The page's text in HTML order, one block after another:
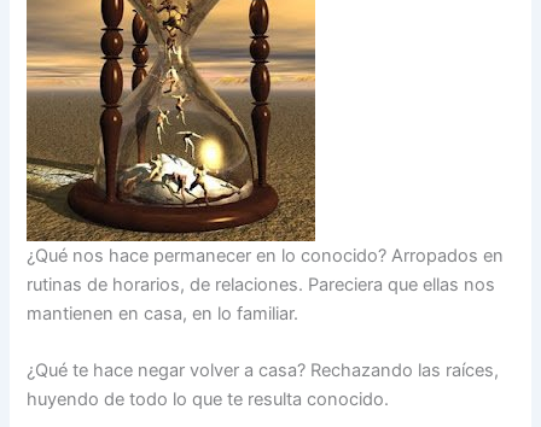
¿Qué nos hace permanecer en lo conocido? Arropados en
rutinas de horarios, de relaciones. Pareciera que ellas nos
mantienen en casa, en lo familiar.
¿Qué te hace negar volver a casa? Rechazando las raíces,
huyendo de todo lo que te resulta conocido.